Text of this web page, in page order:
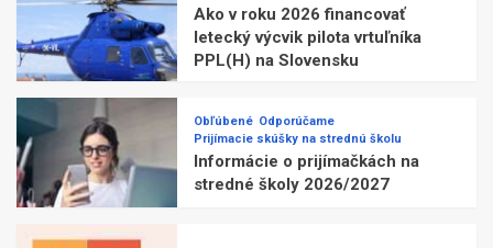
Ako v roku 2026 financovať
letecký výcvik pilota vrtuľníka
PPL(H) na Slovensku
Obľúbené Odporúčame
Prijímacie skúšky na strednú školu
Informácie o prijímačkách na
stredné školy 2026/2027